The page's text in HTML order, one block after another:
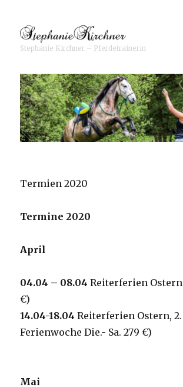
Pferdetrainerin
Stephanie Kirchner – Pferdetrainerin
Termien 2020
Termine 2020
April
04.04 – 08.04 Reiterferien Ostern
€)
14.04-18.04 Reiterferien Ostern, 2.
Ferienwoche Die.- Sa. 279 €)
Mai